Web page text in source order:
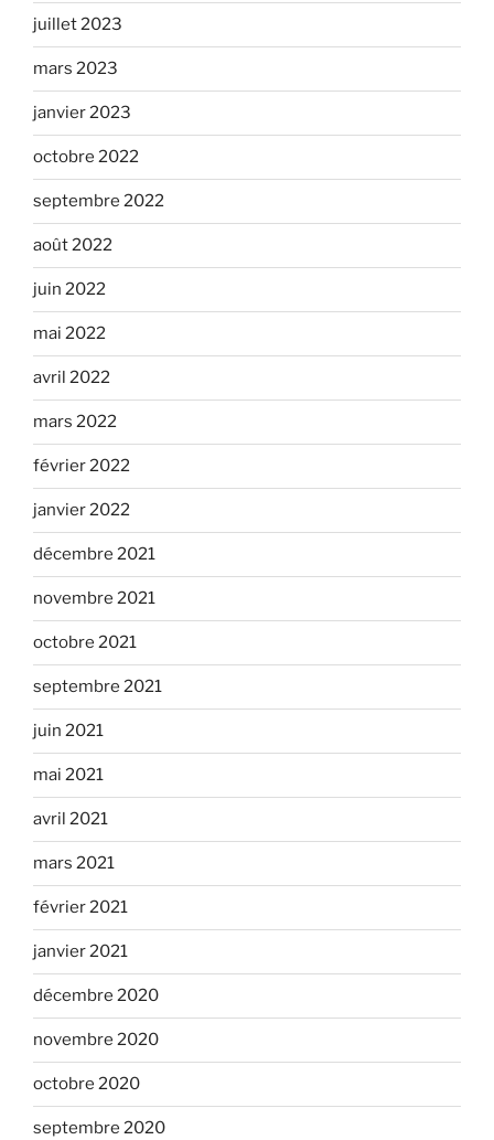
juillet 2023
mars 2023
janvier 2023
octobre 2022
septembre 2022
août 2022
juin 2022
mai 2022
avril 2022
mars 2022
février 2022
janvier 2022
décembre 2021
novembre 2021
octobre 2021
septembre 2021
juin 2021
mai 2021
avril 2021
mars 2021
février 2021
janvier 2021
décembre 2020
novembre 2020
octobre 2020
septembre 2020